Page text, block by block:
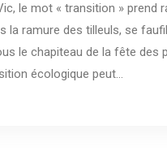
le mot « transition » prend
la ramure des tilleuls, se
le chapiteau de la fête des
écologique peut...